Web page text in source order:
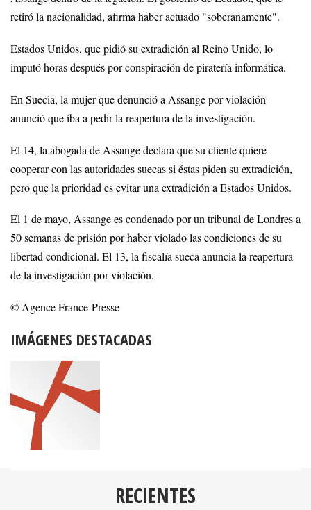
retiró la nacionalidad, afirma haber actuado "soberanamente".
Estados Unidos, que pidió su extradición al Reino Unido, lo
imputó horas después por conspiración de piratería informática.
En Suecia, la mujer que denunció a Assange por violación
anunció que iba a pedir la reapertura de la investigación.
El 14, la abogada de Assange declara que su cliente quiere
cooperar con las autoridades suecas si éstas piden su extradición,
pero que la prioridad es evitar una extradición a Estados Unidos.
El 1 de mayo, Assange es condenado por un tribunal de Londres a
50 semanas de prisión por haber violado las condiciones de su
libertad condicional. El 13, la fiscalía sueca anuncia la reapertura
de la investigación por violación.
© Agence France-Presse
IMÁGENES DESTACADAS
RECIENTES